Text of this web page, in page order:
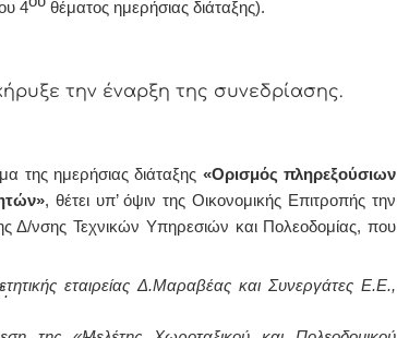
4 θέματος ημερήσιας διάταξης).
την έναρξη της συνεδρίασης.
της ημερήσιας διάταξης «Ορισμός πληρεξούσιων
, θέτει υπ’ όψιν της Οικονομικής Επιτροπής την
Δ/νσης Τεχνικών Υπηρεσιών και Πολεοδομίας, που
εταιρείας Δ.Μαραβέας και Συνεργάτες Ε.Ε.,